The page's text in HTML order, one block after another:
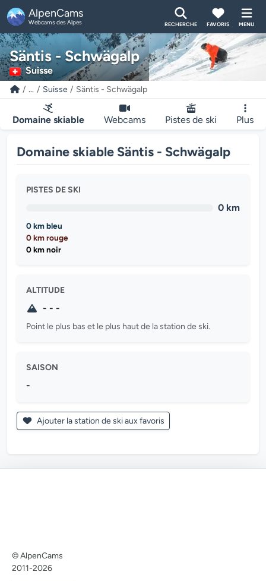
AlpenCams
Webcams des Alpes RECHERCHE FAVORIS MENU
Säntis - Schwägalp
Suisse
... Suisse Säntis - Schwägalp
Domaine skiable Webcams Pistes de ski Plus
Domaine skiable Säntis - Schwägalp
PISTES DE SKI
0 km
0 km bleu
0 km rouge
0 km noir
ALTITUDE
- - -
Point le plus bas et le plus haut de la station de ski.
SAISON
-
Ajouter la station de ski aux favoris
© AlpenCams
2011-2026